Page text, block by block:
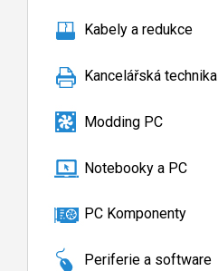
Kabely a redukce
Kancelářská technika
Modding PC
Notebooky a PC
PC Komponenty
Periferie a software